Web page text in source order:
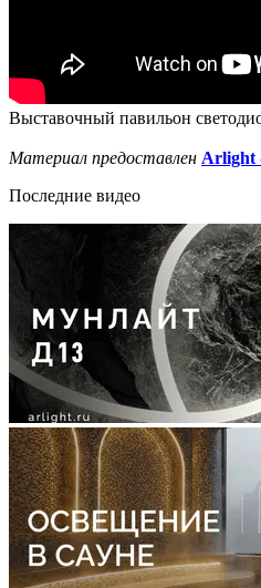
Выставочный павильон
Материал предоставлен Arlight
Последние видео